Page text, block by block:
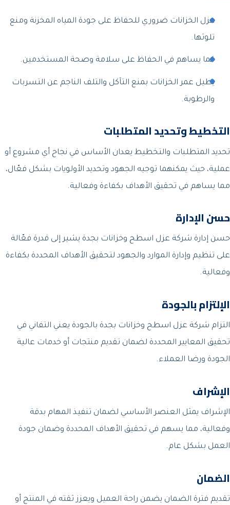
عزل الخزانات ضروري للحفاظ على جودة المياه المخزنة ومنع
تلوثها.
كما يساهم في الحفاظ على سلامة وصحة المستخدمين.
يطيل عمر الخزانات بمنع التآكل والتلف الناجم عن التسربات
والرطوبة.
التخطيط وتحديد المتطلبات
تحديد المتطلبات والتخطيط يعدان الأساس في نجاح أي مشروع أو
عملية، حيث يمكنهما توجيه الجهود وتحديد الأولويات بشكل فعّال،
مما يساهم في تحقيق الأهداف بكفاءة وفعالية.
حسن الإدارة
حسن إدارة شركة عزل اسطح وخزانات بجدة يشير إلى قدرة فعّالة
على تنظيم وإدارة الموارد والجهود لتحقيق الأهداف المحددة بكفاءة
وفعالية.
الإلتزام بالجودة
التزام شركة عزل اسطح وخزانات بجدة بالجودة يعني التفاني في
تحقيق المعايير المحددة لضمان تقديم منتجات أو خدمات عالية
الجودة ورضا العملاء.
الإشراف
الإشراف يمثل العنصر الأساسي لضمان تنفيذ المهام بدقة
وفعالية، مما يسهم في تحقيق الأهداف المحددة وضمان جودة
العمل بشكل عام.
الضمان
تقديم فترة الضمان يضمن راحة العميل ويعزز ثقته في المنتج أو